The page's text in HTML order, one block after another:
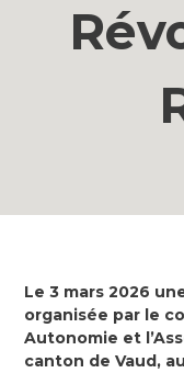
Le 3 mars 2026
organisée par le
Autonomie et
canton de Vaud,